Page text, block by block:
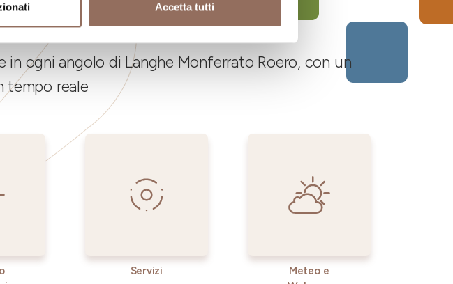
Accetta tutti
in ogni angolo di Langhe Monferrato Roero, con un
tempo reale
Servizi
Meteo e